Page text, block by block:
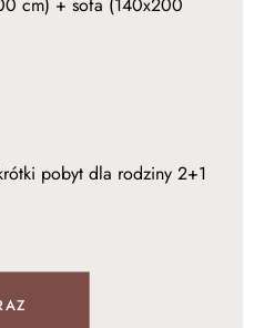
pobyt dla rodziny 2+1